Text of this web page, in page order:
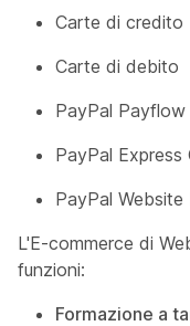
Carte di credito
Carte di debito
PayPal Payflow
PayPal
PayPal
L'E-commerce di
funzioni:
Formazione a